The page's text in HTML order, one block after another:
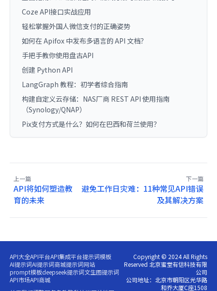
Coze API接口实战应用
轻松掌握外国人微信支付的正确姿势
如何在 Apifox 中发布多语言的 API 文档？
手把手教你使用盘古API
创建 Python API
LangGraph 教程：初学者综合指南
构建自定义云存储：NAS厂商 REST API 使用指南
（Synology/QNAP）
Pix支付方式是什么？如何在巴西和荷兰使用？
上一篇
API将如何塑造教
育的未来
下一篇
避免工作日灾难：11种常见API错误
及其解决方案
API大全API平台API集成平台提示词模板
AI提示词AI提示词商城提示词网站
prompt模板deepseek提示词文生图提示词
API市场API商城
Copyright © 2024 All Rights
Reserved 北京蜜堂有信科技有限
公司
公司地址：北京市朝阳区光华路
和乔大厦C座1508